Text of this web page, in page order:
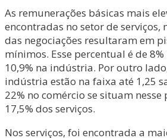
As remunerações básicas mais
encontradas no setor de serviços,
das negociações resultaram em
mínimos. Esse percentual é de
10,9% na indústria. Por outro
indústria estão na faixa até 1,25
22% no comércio se situam
17,5% dos serviços.
Nos serviços, foi encontrada a